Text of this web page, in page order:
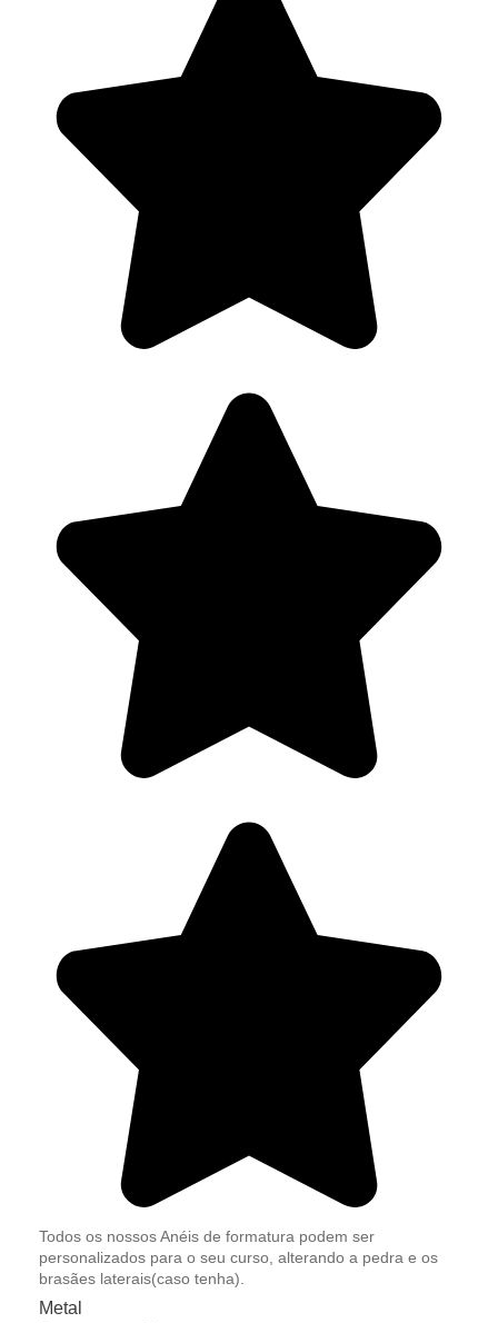
Todos os nossos Anéis de formatura podem ser
personalizados para o seu curso, alterando a pedra e os
brasães laterais(caso tenha).
Metal